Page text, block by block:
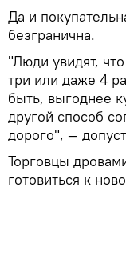
Да и
безгранична.
"Люди увидят,
три или даже 4
быть, выгоднее
другой способ
дорого", —
Торговцы
готовиться к